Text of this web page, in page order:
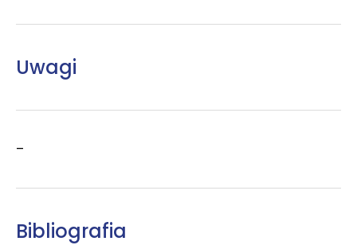
Uwagi
–
Bibliografia